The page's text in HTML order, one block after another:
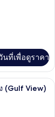
นที่เพื่อดูราคา
ะทำงาน, พื้นที่ทำ
(Gulf View)